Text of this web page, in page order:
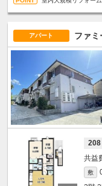
アパート ファミ
208
敷